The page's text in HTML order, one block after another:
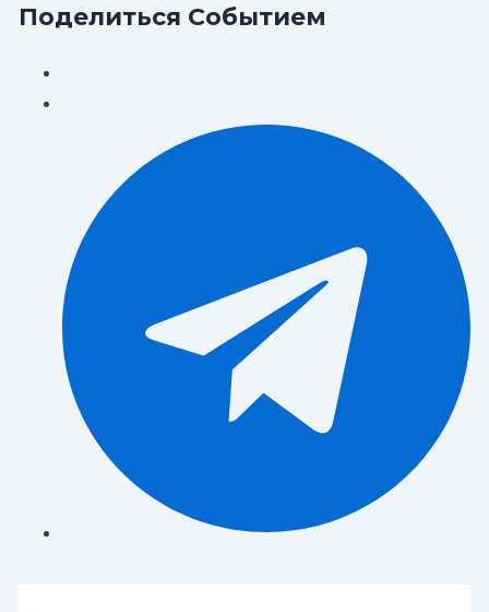
Поделиться Событием